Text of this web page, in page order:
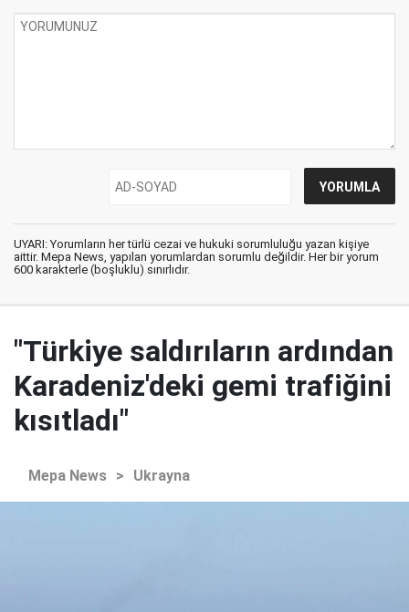
UYARI: Yorumların her türlü cezai ve hukuki sorumluluğu yazan kişiye
aittir. Mepa News, yapılan yorumlardan sorumlu değildir. Her bir yorum
600 karakterle (boşluklu) sınırlıdır.
"Türkiye saldırıların ardından
Karadeniz'deki gemi trafiğini
kısıtladı"
Mepa News > Ukrayna